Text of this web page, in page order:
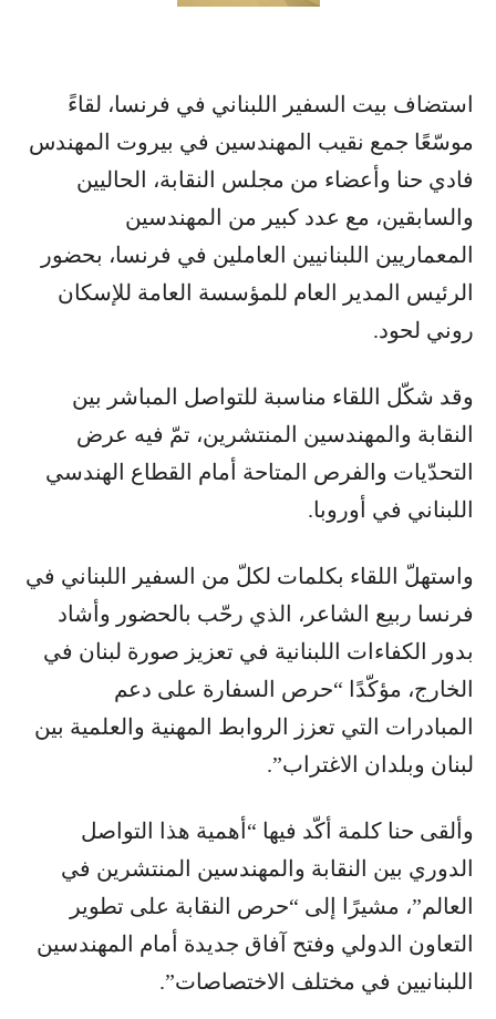
استضاف بيت السفير اللبناني في فرنسا، لقاءً
موسّعًا جمع نقيب المهندسين في بيروت المهندس
فادي حنا وأعضاء من مجلس النقابة، الحاليين
والسابقين، مع عدد كبير من المهندسين
المعماريين اللبنانيين العاملين في فرنسا، بحضور
الرئيس المدير العام للمؤسسة العامة للإسكان
روني لحود.
وقد شكّل اللقاء مناسبة للتواصل المباشر بين
النقابة والمهندسين المنتشرين، تمّ فيه عرض
التحدّيات والفرص المتاحة أمام القطاع الهندسي
اللبناني في أوروبا.
واستهلّ اللقاء بكلمات لكلّ من السفير اللبناني في
فرنسا ربيع الشاعر، الذي رحّب بالحضور وأشاد
بدور الكفاءات اللبنانية في تعزيز صورة لبنان في
الخارج، مؤكّدًا “حرص السفارة على دعم
المبادرات التي تعزز الروابط المهنية والعلمية بين
لبنان وبلدان الاغتراب”.
وألقى حنا كلمة أكّد فيها “أهمية هذا التواصل
الدوري بين النقابة والمهندسين المنتشرين في
العالم”، مشيرًا إلى “حرص النقابة على تطوير
التعاون الدولي وفتح آفاق جديدة أمام المهندسين
اللبنانيين في مختلف الاختصاصات”.